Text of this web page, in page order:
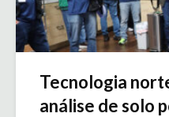
Tecnologia
análise de solo